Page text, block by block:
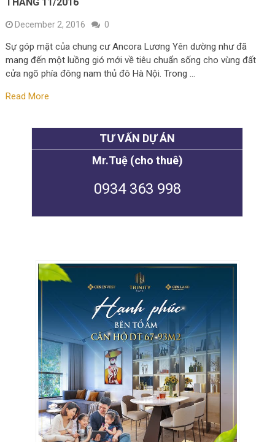
December 2, 2016 0
Sự góp mặt của chung cư Ancora Lương Yên dường như đã
mang đến một luồng gió mới về tiêu chuẩn sống cho vùng đất
cửa ngõ phía đông nam thủ đô Hà Nội. Trong …
Read More
TƯ VẤN DỰ ÁN
Mr.Tuệ (cho thuê)
0934 363 998